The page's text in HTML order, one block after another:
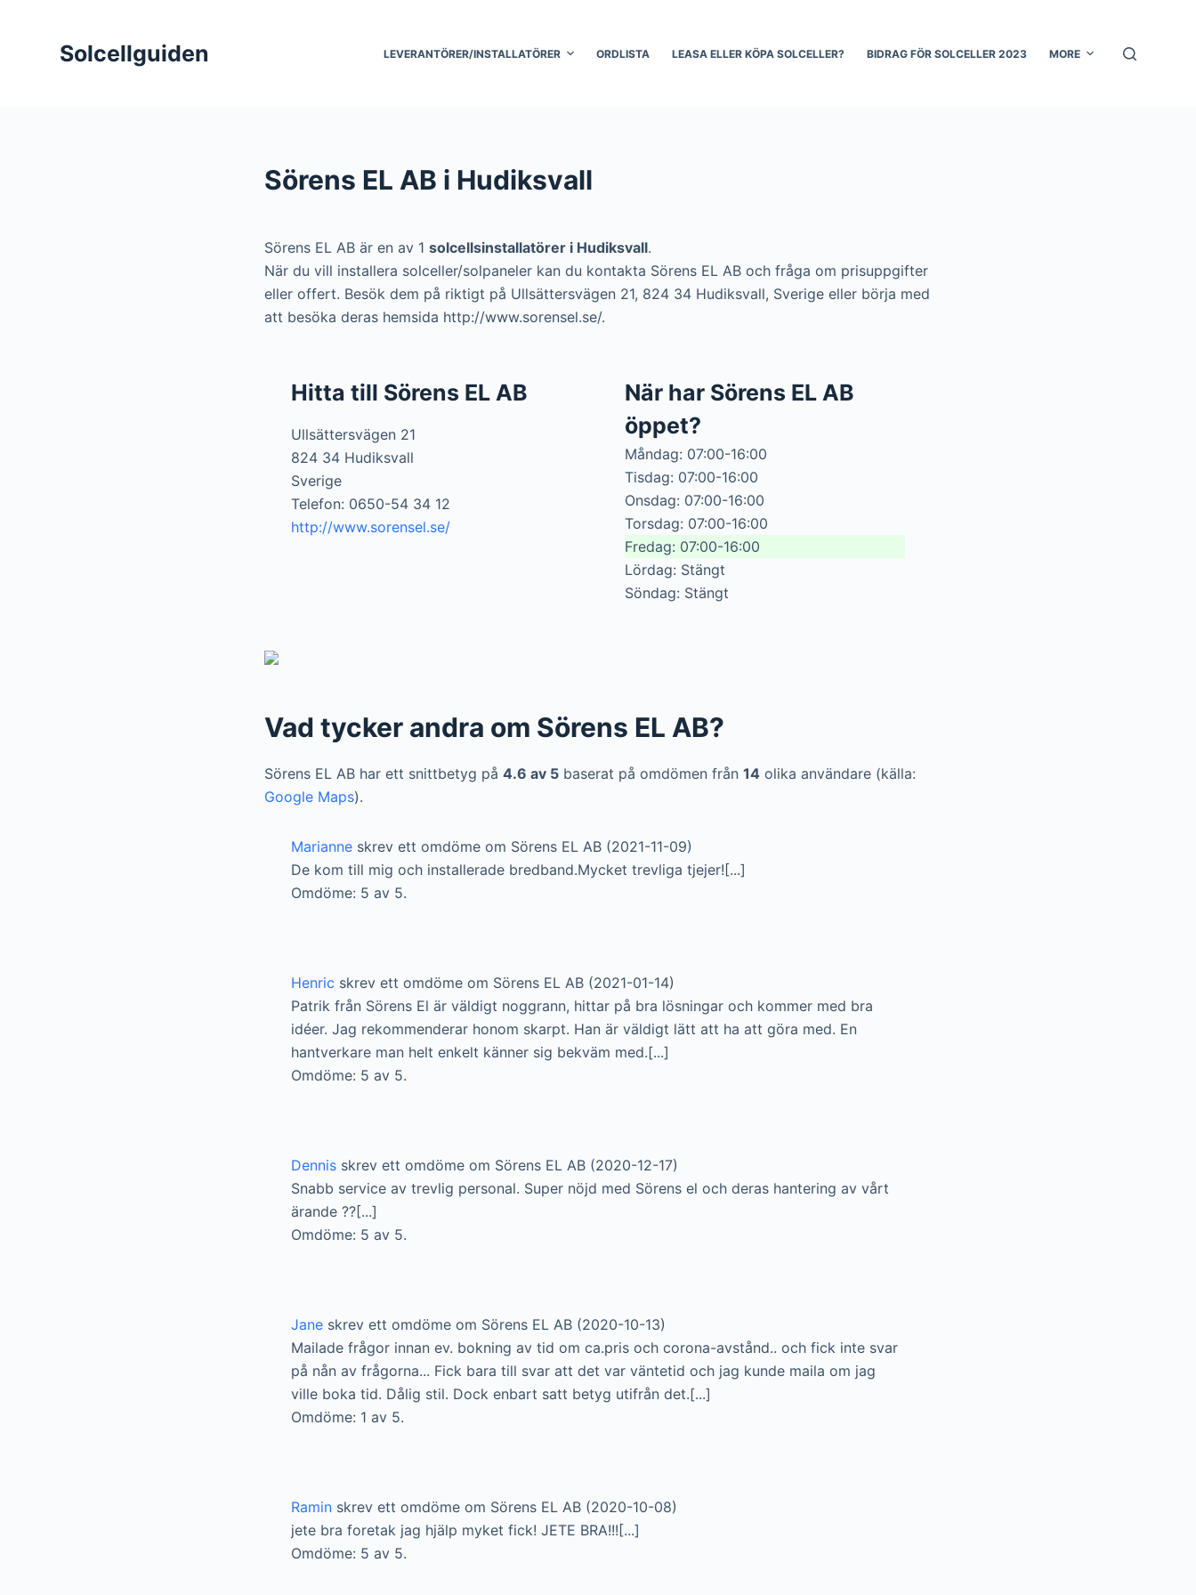
Solcellguiden LEVERANTÖRER/INSTALLATÖRER ORDLISTA LEASA ELLER KÖPA SOLCELLER? BIDRAG FÖR SOLCELLER 2023 MORE
Sörens EL AB i Hudiksvall
Sörens EL AB är en av 1 solcellsinstallatörer i Hudiksvall.
När du vill installera solceller/solpaneler kan du kontakta Sörens EL AB och fråga om prisuppgifter
eller offert. Besök dem på riktigt på Ullsättersvägen 21, 824 34 Hudiksvall, Sverige eller börja med
att besöka deras hemsida http://www.sorensel.se/.
Hitta till Sörens EL AB
Ullsättersvägen 21
824 34 Hudiksvall
Sverige
Telefon: 0650-54 34 12
http://www.sorensel.se/
När har Sörens EL AB
öppet?
Måndag: 07:00-16:00
Tisdag: 07:00-16:00
Onsdag: 07:00-16:00
Torsdag: 07:00-16:00
Fredag: 07:00-16:00
Lördag: Stängt
Söndag: Stängt
Vad tycker andra om Sörens EL AB?
Sörens EL AB har ett snittbetyg på 4.6 av 5 baserat på omdömen från 14 olika användare (källa:
Google Maps).
Marianne skrev ett omdöme om Sörens EL AB (2021-11-09)
De kom till mig och installerade bredband.Mycket trevliga tjejer![...]
Omdöme: 5 av 5.
Henric skrev ett omdöme om Sörens EL AB (2021-01-14)
Patrik från Sörens El är väldigt noggrann, hittar på bra lösningar och kommer med bra
idéer. Jag rekommenderar honom skarpt. Han är väldigt lätt att ha att göra med. En
hantverkare man helt enkelt känner sig bekväm med.[...]
Omdöme: 5 av 5.
Dennis skrev ett omdöme om Sörens EL AB (2020-12-17)
Snabb service av trevlig personal. Super nöjd med Sörens el och deras hantering av vårt
ärande ??[...]
Omdöme: 5 av 5.
Jane skrev ett omdöme om Sörens EL AB (2020-10-13)
Mailade frågor innan ev. bokning av tid om ca.pris och corona-avstånd.. och fick inte svar
på nån av frågorna... Fick bara till svar att det var väntetid och jag kunde maila om jag
ville boka tid. Dålig stil. Dock enbart satt betyg utifrån det.[...]
Omdöme: 1 av 5.
Ramin skrev ett omdöme om Sörens EL AB (2020-10-08)
jete bra foretak jag hjälp myket fick! JETE BRA!!![...]
Omdöme: 5 av 5.